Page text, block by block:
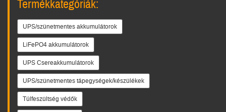
Termékkategóriák:
UPS/szünetmentes akkumulátorok
LiFePO4 akkumulátorok
UPS Csereakkumulátorok
UPS/szünetmentes tápegységek/készülékek
Túlfeszültség védők